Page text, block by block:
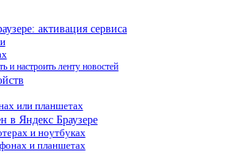
активация сервиса
и настроить ленту новостей
или планшетах
в Яндекс Браузере
и ноутбуках
и планшетах